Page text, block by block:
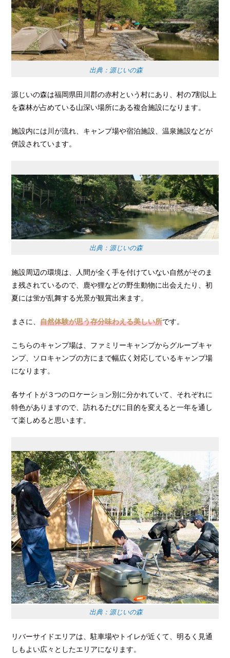
出典：源じいの森
源じいの森は福岡県田川郡の赤村という村にあり、村の7割以上
を森林が占めている山深い場所にある複合施設になります。
施設内には川が流れ、キャンプ場や宿泊施設、温泉施設などが
併設されています。
出典：源じいの森
施設周辺の環境は、人間が全く手を付けていない自然がそのま
ま残されているので、鹿や狸などの野生動物に出会えたり、初
夏には蛍が乱舞する光景が観賞出来ます。
まさに、自然体験が思う存分味わえる美しい所です。
こちらのキャンプ場は、ファミリーキャンプからグループキャ
ンプ、ソロキャンプの方にまで幅広く対応しているキャンプ場
になります。
各サイトが３つのロケーション別に分かれていて、それぞれに
特色がありますので、訪れるたびに目的を変えると一年を通し
て楽しめると思います。
出典：源じいの森
リバーサイドエリアは、駐車場やトイレが近くて、明るく見通
しもよい広々としたエリアになります。